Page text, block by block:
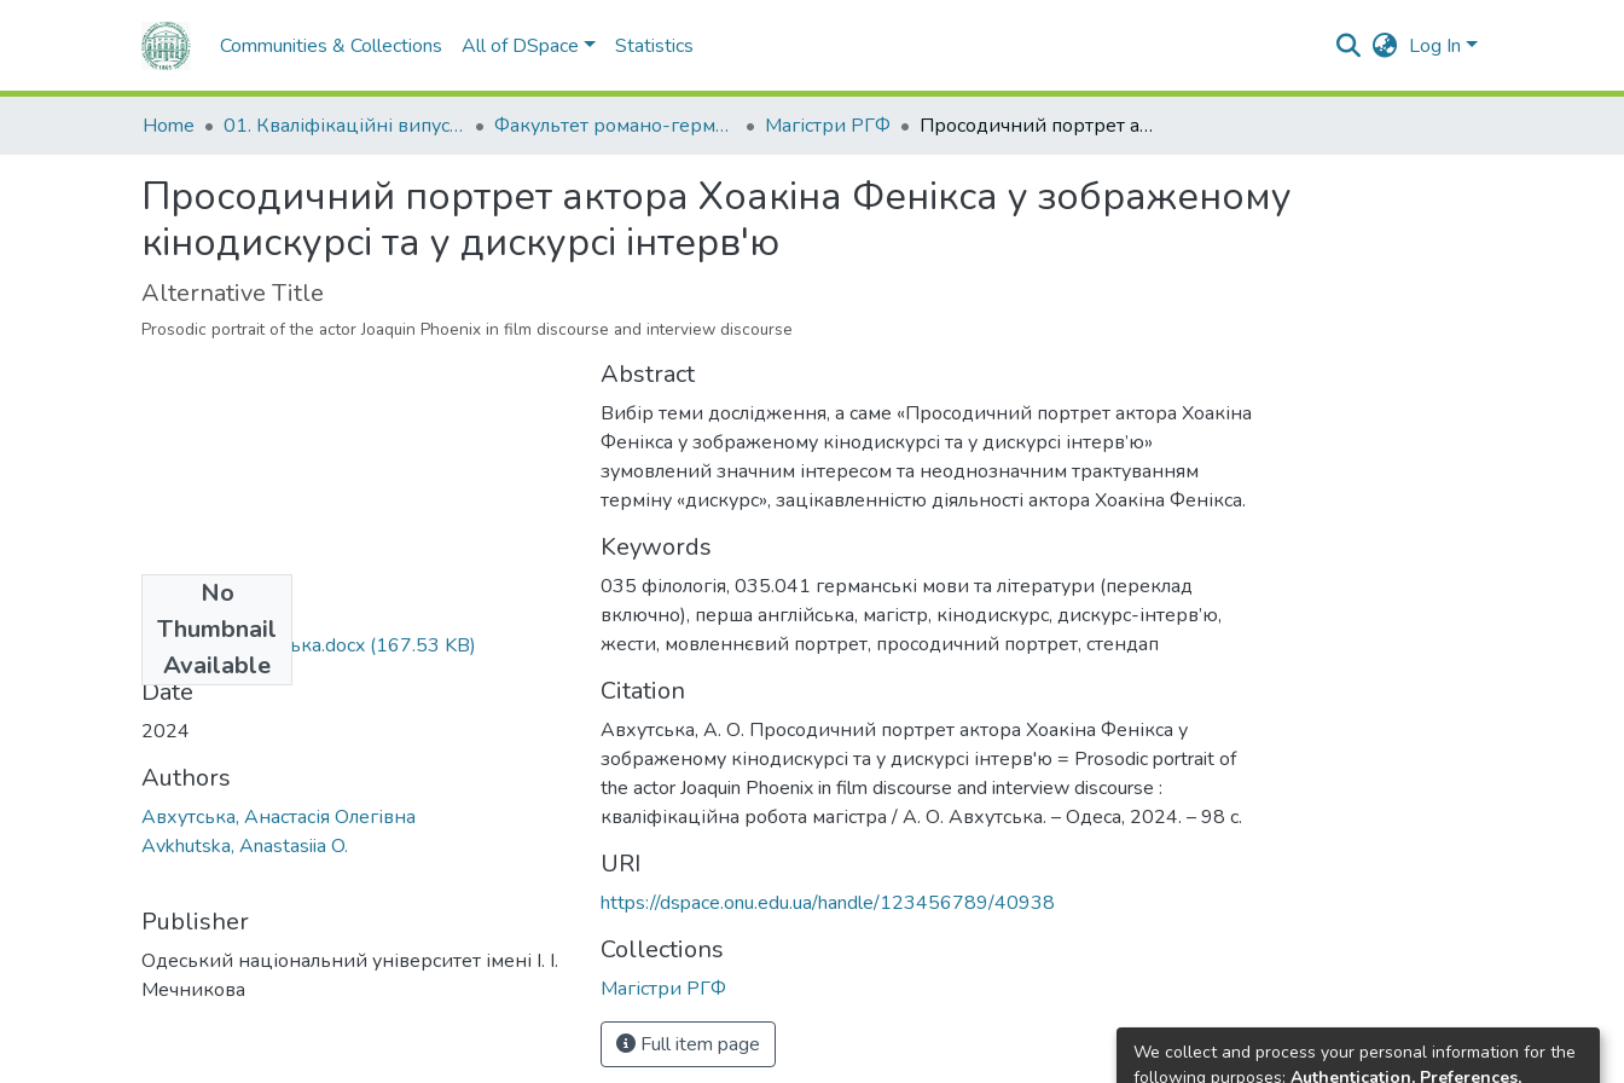
Communities & Collections All of DSpace Statistics Log In
Home 01. Кваліфікаційні випускні роботи здобувачів вищої освіти Факультет романо-германської філології Магістри РГФ Просодичний портрет актора Хоакіна Фенікса у зображеному кінодискурсі та у дискурсі інтерв'ю
Просодичний портрет актора Хоакіна Фенікса у зображеному
кінодискурсі та у дискурсі інтерв'ю
Alternative Title
Prosodic portrait of the actor Joaquin Phoenix in film discourse and interview discourse
No
Thumbnail
Available
035.041_Авхутська.docx (167.53 KB)
Date
2024
Authors
Авхутська, Анастасія Олегівна
Avkhutska, Anastasiia O.
Publisher
Одеський національний університет імені І. І.
Мечникова
Abstract
Вибір теми дослідження, а саме «Просодичний портрет актора Хоакіна
Фенікса у зображеному кінодискурсі та у дискурсі інтерв’ю»
зумовлений значним інтересом та неоднозначним трактуванням
терміну «дискурс», зацікавленністю діяльності актора Хоакіна Фенікса.
Keywords
035 філологія, 035.041 германські мови та літератури (переклад
включно), перша англійська, магістр, кінодискурс, дискурс-інтерв’ю,
жести, мовленнєвий портрет, просодичний портрет, стендап
Citation
Авхутська, А. О. Просодичний портрет актора Хоакіна Фенікса у
зображеному кінодискурсі та у дискурсі інтерв'ю = Prosodic portrait of
the actor Joaquin Phoenix in film discourse and interview discourse :
кваліфікаційна робота магістра / А. О. Авхутська. – Одеса, 2024. – 98 с.
URI
https://dspace.onu.edu.ua/handle/123456789/40938
Collections
Магістри РГФ
Full item page
We collect and process your personal information for the
following purposes: Authentication, Preferences,